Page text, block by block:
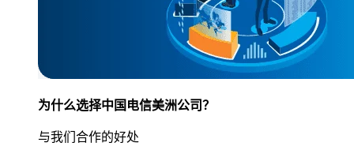
为什么选择中国电信美洲公司？
与我们合作的好处